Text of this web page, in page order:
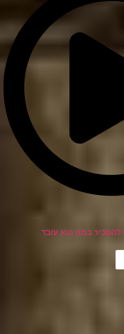
במה הוא עובד